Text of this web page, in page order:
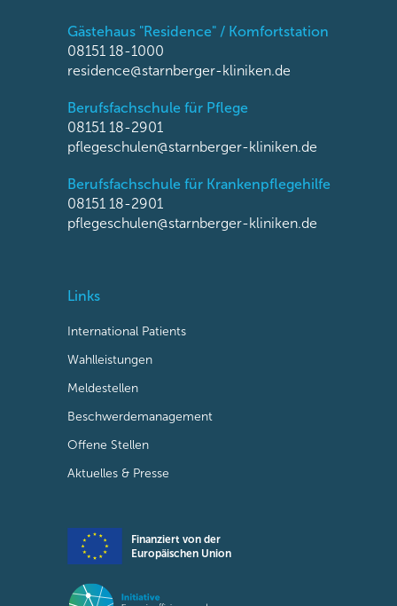
Gästehaus "Residence" / Komfortstation
08151 18-1000
residence@starnberger-kliniken.de
Berufsfachschule für Pflege
08151 18-2901
pflegeschulen@starnberger-kliniken.de
Berufsfachschule für Krankenpflegehilfe
08151 18-2901
pflegeschulen@starnberger-kliniken.de
Links
International Patients
Wahlleistungen
Meldestellen
Beschwerdemanagement
Offene Stellen
Aktuelles & Presse
Finanziert von der
Europäischen Union